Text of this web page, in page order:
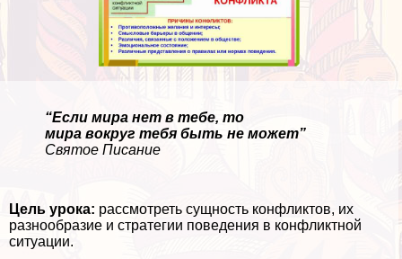
“Если мира нет в тебе, то
мира вокруг тебя быть не может”
Святое Писание
Цель урока: рассмотреть сущность конфликтов, их
разнообразие и стратегии поведения в конфликтной
ситуации.